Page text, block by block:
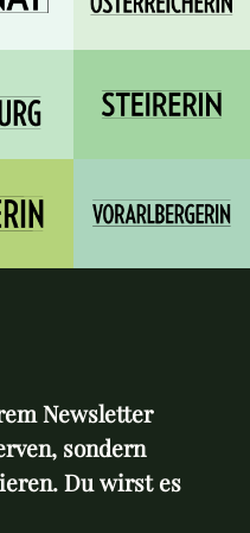
Newsletter
sondern
Du wirst es